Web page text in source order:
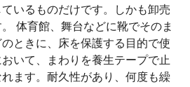
いるものだけです。しかも卸売
体育館、舞台などに靴でそのま
ときに、床を保護する目的で使
いて、まわりを養生テープで止
ます。耐久性があり、何度も繰